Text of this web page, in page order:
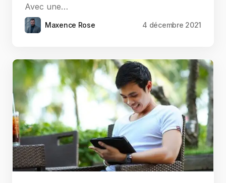
Avec une…
Maxence Rose 4 décembre 2021